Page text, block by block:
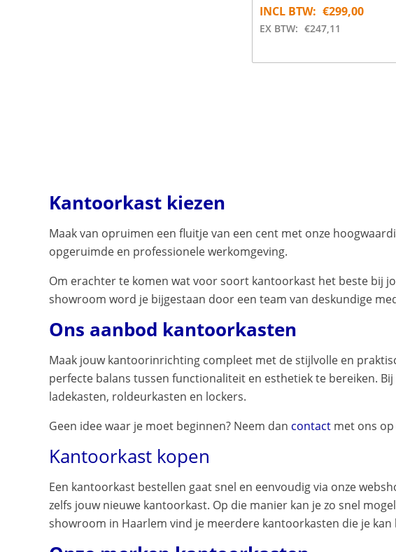
INCL BTW: €299,00
EX BTW: €247,11
Kantoorkast kiezen
Maak van opruimen een fluitje van een cent met onze
opgeruimde en professionele werkomgeving.
Om erachter te komen wat voor soort kantoorkast het beste bij
showroom word je bijgestaan door een team van deskundige
Ons aanbod kantoorkasten
Maak jouw kantoorinrichting compleet met de stijlvolle en
perfecte balans tussen functionaliteit en esthetiek te bereiken.
ladekasten, roldeurkasten en lockers.
Geen idee waar je moet beginnen? Neem dan contact met ons
Kantoorkast kopen
Een kantoorkast bestellen gaat snel en eenvoudig via onze
zelfs jouw nieuwe kantoorkast. Op die manier kan je zo snel
showroom in Haarlem vind je meerdere kantoorkasten die je